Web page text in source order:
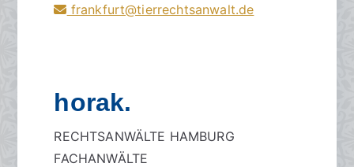
frankfurt@tierrechtsanwalt.de
horak.
RECHTSANWÄLTE HAMBURG
FACHANWÄLTE